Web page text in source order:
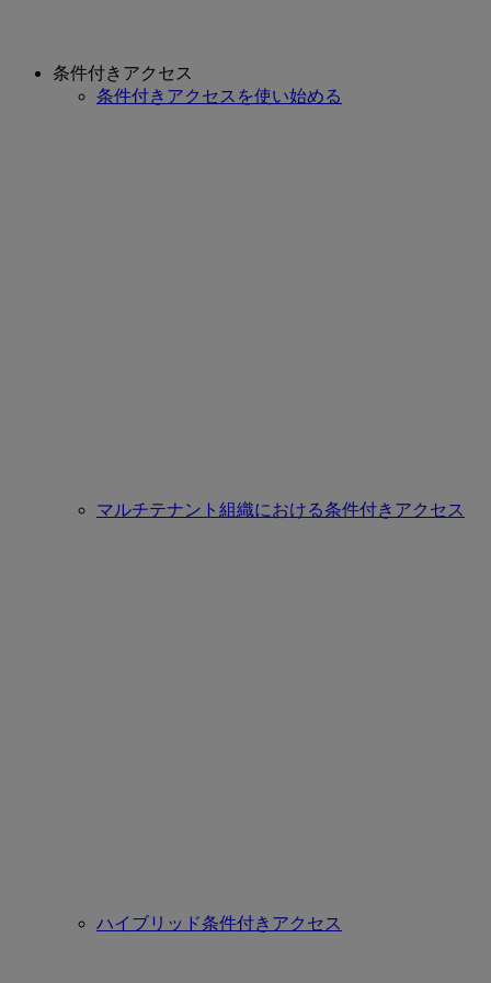
条件付きアクセス
条件付きアクセスを使い始める
マルチテナント組織における条件付きアクセス
ハイブリッド条件付きアクセス